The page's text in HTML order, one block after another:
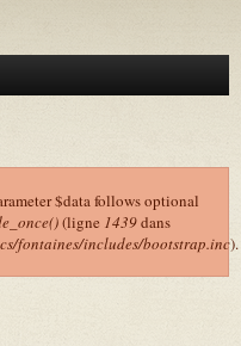
$data follows optional
(ligne 1439dans
fontaines/includes/bootstrap.inc).